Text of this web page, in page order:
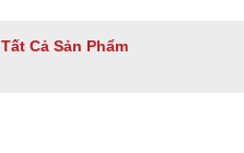
Tất Cả Sản Phẩm